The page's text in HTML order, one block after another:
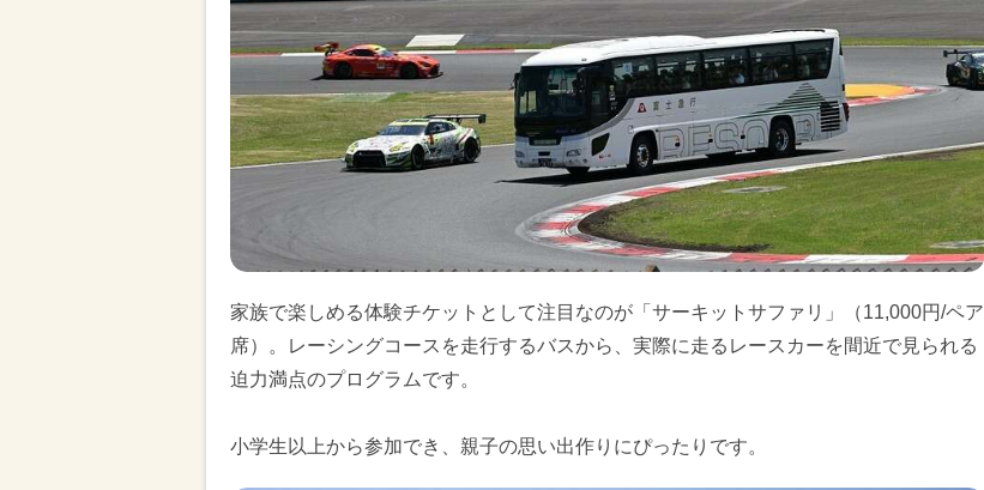
家族で楽しめる体験チケットとして注目なのが「サーキットサファリ」（11,000円/ペア
席）。レーシングコースを走行するバスから、実際に走るレースカーを間近で見られる
迫力満点のプログラムです。
小学生以上から参加でき、親子の思い出作りにぴったりです。